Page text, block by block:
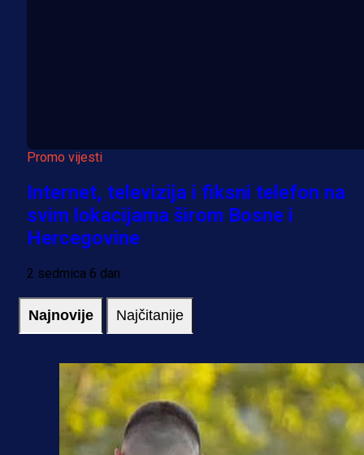
Promo vijesti
Internet, televizija i fiksni telefon na
svim lokacijama širom Bosne i
Hercegovine
2 sedmica 6 dan
Najnovije Najčitanije